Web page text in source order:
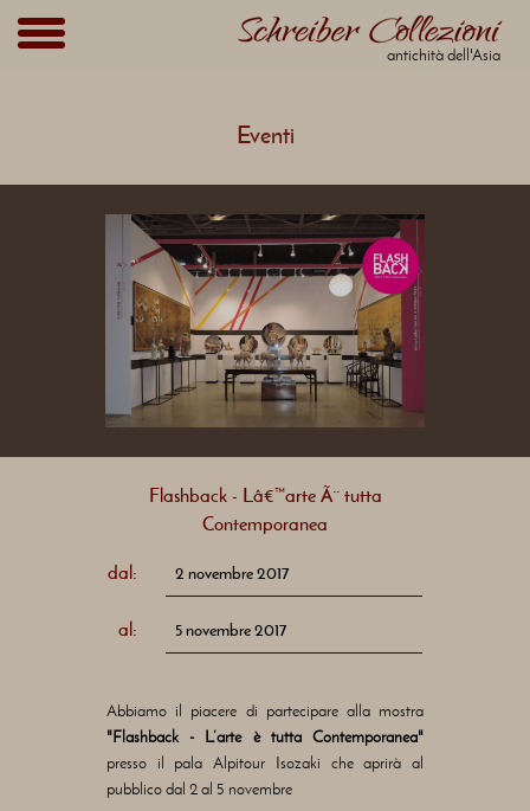
antichità dell'Asia
Eventi
Flashback - Lâ€™arte Ã¨ tutta
Contemporanea
dal: 2 novembre 2017
al: 5 novembre 2017
Abbiamo il piacere di partecipare alla mostra
"Flashback - L’arte è tutta Contemporanea"
presso il pala Alpitour Isozaki che aprirà al
pubblico dal 2 al 5 novembre